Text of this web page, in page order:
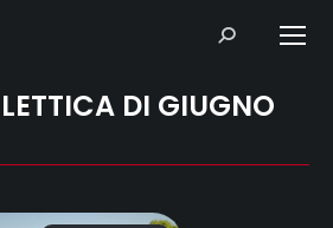
Search:
DI GIUGNO